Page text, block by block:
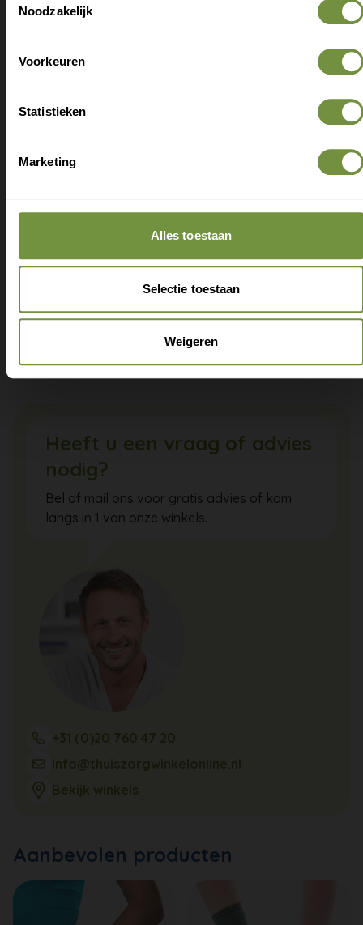
Noodzakelijk
Voorkeuren
Statistieken
Marketing
Alles toestaan
Selectie toestaan
Weigeren
HandyLegs aan- en uittrekken steunkousen met open
Heeft u een vraag of advies
nodig?
Bel of mail ons voor gratis advies of kom
langs in 1 van onze winkels.
+31 (0)20 760 47 20
info@thuiszorgwinkelonline.nl
Bekijk winkels
Aanbevolen producten
Deskundige tips over zorg en herstel